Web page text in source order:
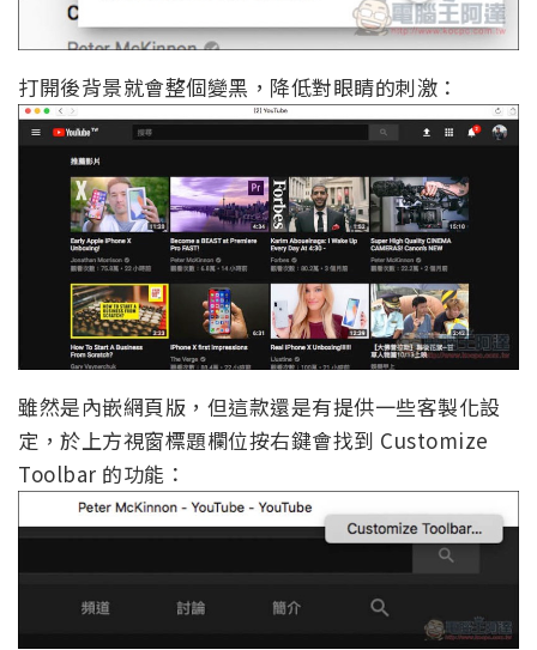
打開後背景就會整個變黑，降低對眼睛的刺激：
雖然是內嵌網頁版，但這款還是有提供一些客製化設
定，於上方視窗標題欄位按右鍵會找到 Customize
Toolbar 的功能：